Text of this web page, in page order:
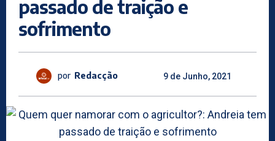
passado de traição e
sofrimento
por Redacção 9 de Junho, 2021